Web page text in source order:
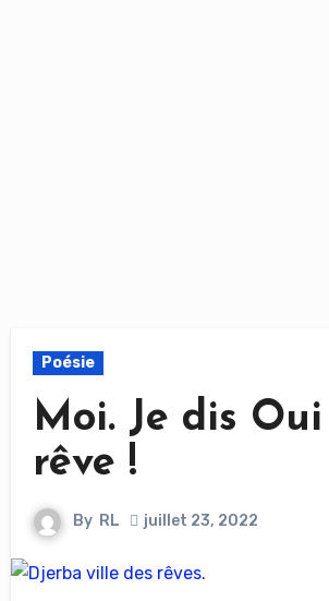
Poésie
Moi. Je dis
rêve !
By RL juillet 23, 2022